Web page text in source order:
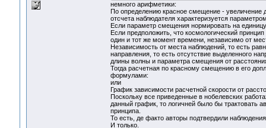
немного арифметики:
По определению красное смещение - увеличение
отсчета наблюдателя характеризуется
Если параметр смещения нормировать на
Если предположить, что космологический
один и тот же момент времени, независимо от
Независимость от места наблюдений, то есть
направления, то есть отсутствие выделенного
длины волны и параметра смещения от
Тогда расчетная по красному смещению в его
формулами:
или
График зависимости расчетной скорости от
Поскольку все приведенные в нобелевских
данный график, то логичней было бы трактовать
принципа.
То есть, де факто авторы подтвердили
И только.